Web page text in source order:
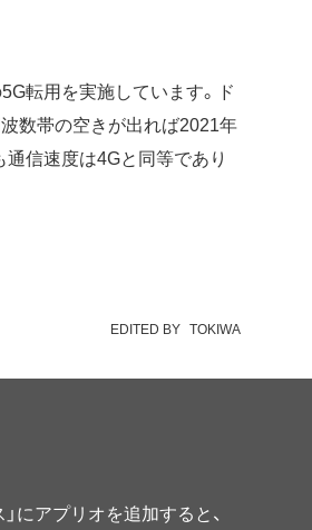
転用を実施しています。ド
数帯の空きが出れば2021年
信速度は4Gと同等であり
EDITED BY TOKIWA
にアプリオを追加すると、